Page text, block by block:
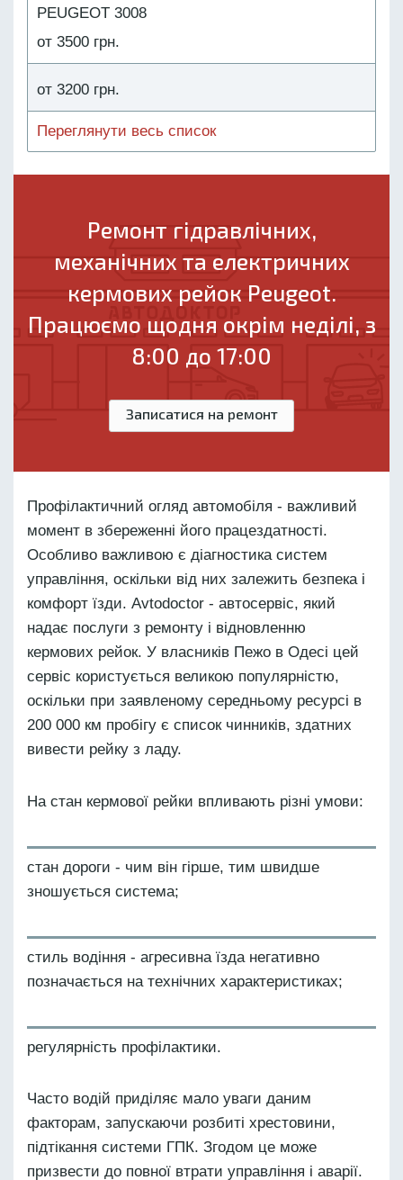
PEUGEOT 3008
от 3500 грн.
от 3200 грн.
Переглянути весь список
Ремонт гідравлічних,
механічних та електричних
кермових рейок Peugeot.
Працюємо щодня окрім неділі, з
8:00 до 17:00
Записатися на ремонт
Профілактичний огляд автомобіля - важливий
момент в збереженні його працездатності.
Особливо важливою є діагностика систем
управління, оскільки від них залежить безпека і
комфорт їзди. Avtodoctor - автосервіс, який
надає послуги з ремонту і відновленню
кермових рейок. У власників Пежо в Одесі цей
сервіс користується великою популярністю,
оскільки при заявленому середньому ресурсі в
200 000 км пробігу є список чинників, здатних
вивести рейку з ладу.
На стан кермової рейки впливають різні умови:
стан дороги - чим він гірше, тим швидше
зношується система;
стиль водіння - агресивна їзда негативно
позначається на технічних характеристиках;
регулярність профілактики.
Часто водій приділяє мало уваги даним
факторам, запускаючи розбиті хрестовини,
підтікання системи ГПК. Згодом це може
призвести до повної втрати управління і аварії.